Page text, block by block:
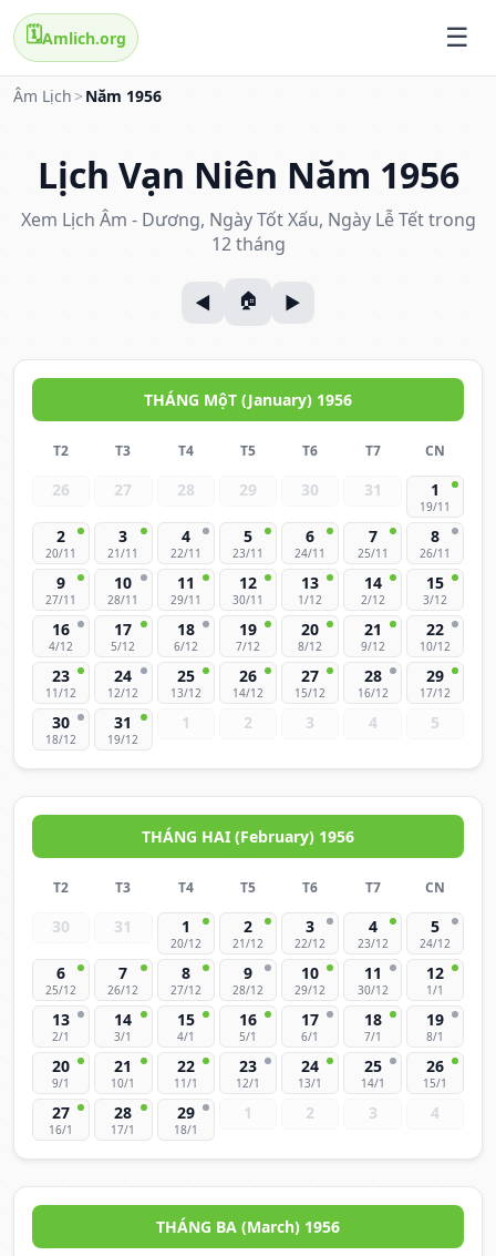
🗓️Amlich.org
Âm Lịch > Năm 1956
Lịch Vạn Niên Năm 1956
Xem Lịch Âm - Dương, Ngày Tốt Xấu, Ngày Lễ Tết trong
12 tháng
THÁNG MộT (January) 1956
T2 T3 T4 T5 T6 T7 CN
26 27 28 29 30 31 1
19/11
2
20/11
3
21/11
4
22/11
5
23/11
6
24/11
7
25/11
8
26/11
9
27/11
10
28/11
11
29/11
12
30/11
13
1/12
14
2/12
15
3/12
16
4/12
17
5/12
18
6/12
19
7/12
20
8/12
21
9/12
22
10/12
23
11/12
24
12/12
25
13/12
26
14/12
27
15/12
28
16/12
29
17/12
30
18/12
31
19/12
1 2 3 4 5
THÁNG HAI (February) 1956
T2 T3 T4 T5 T6 T7 CN
30 31 1
20/12
2
21/12
3
22/12
4
23/12
5
24/12
6
25/12
7
26/12
8
27/12
9
28/12
10
29/12
11
30/12
12
1/1
13
2/1
14
3/1
15
4/1
16
5/1
17
6/1
18
7/1
19
8/1
20
9/1
21
10/1
22
11/1
23
12/1
24
13/1
25
14/1
26
15/1
27
16/1
28
17/1
29
18/1
1 2 3 4
THÁNG BA (March) 1956